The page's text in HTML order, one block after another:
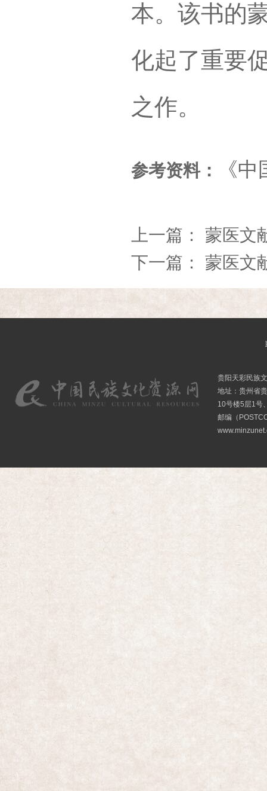
本。该书的
化起了重要
之作。
参考资料： 《
上一篇： 蒙医文
下一篇： 蒙医文
贵阳天彩民族
地址：贵州省
10号楼5层1号
邮编（